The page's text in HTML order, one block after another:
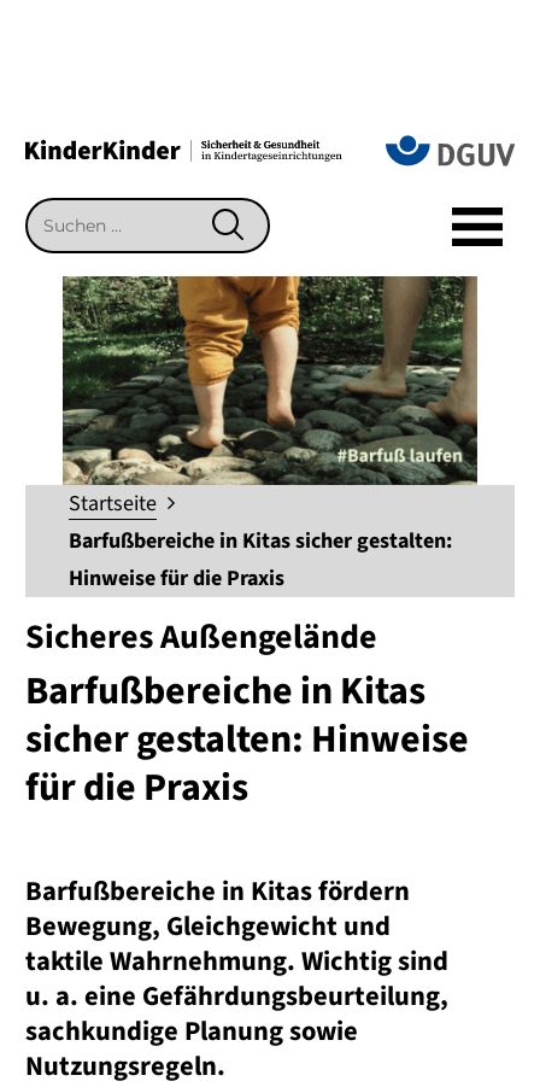
Suchen
SUCHEN
Startseite
Barfußbereiche in Kitas sicher gestalten:
Hinweise für die Praxis
Sicheres Außengelände
Barfußbereiche in Kitas
sicher gestalten: Hinweise
für die Praxis
Barfußbereiche in Kitas fördern
Bewegung, Gleichgewicht und
taktile Wahrnehmung. Wichtig sind
u. a. eine Gefährdungsbeurteilung,
sachkundige Planung sowie
Nutzungsregeln.